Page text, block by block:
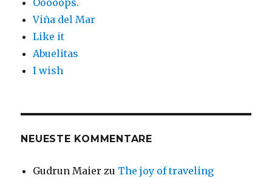
Viña del Mar
Like it
Abuelitas
I wish
NEUESTE KOMMENTARE
Gudrun Maier zu The joy of traveling